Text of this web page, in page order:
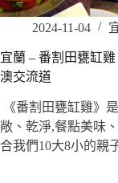
2024-11-04
宜蘭 – 番割田甕缸
澳交流道
《番割田甕缸雞》
敞、乾淨,餐點美味
合我們10大8小的親